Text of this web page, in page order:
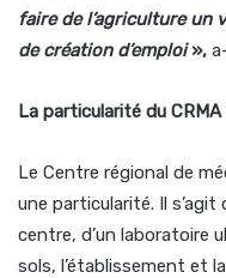
faire de l’agriculture un
de création d’emploi»,
La particularité du CRMA
Le Centre régional de
une particularité. Il s’agit
centre, d’un laboratoire
sols, l’établissement et